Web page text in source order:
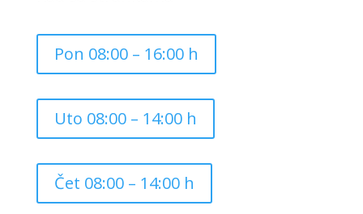
Pon 08:00 – 16:00 h
Uto 08:00 – 14:00 h
Čet 08:00 – 14:00 h